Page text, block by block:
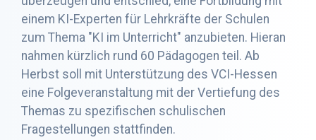
einem KI-Experten für Lehrkräfte der Schulen
zum Thema "KI im Unterricht" anzubieten. Hieran
nahmen kürzlich rund 60 Pädagogen teil. Ab
Herbst soll mit Unterstützung des VCI-Hessen
eine Folgeveranstaltung mit der Vertiefung des
Themas zu spezifischen schulischen
Fragestellungen stattfinden.